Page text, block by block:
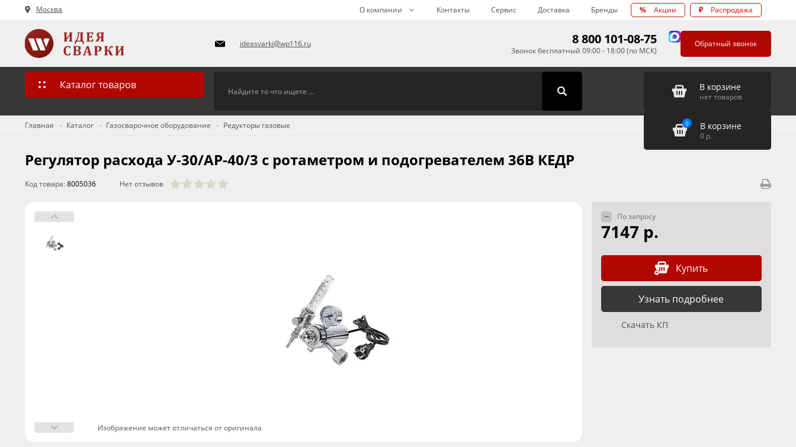
Москва О компании Контакты Сервис Доставка Бренды % Акции ₽ Распродажа
ideasvarki@wp116.ru 8 800 101-08-75
Звонок бесплатный 09:00 - 18:00 (по МСК)
Обратный звонок
Каталог товаров В корзине
нет товаров
0 В корзине
0 р.
Главная Каталог Газосварочное оборудование Редукторы газовые
Регулятор расхода У-30/АР-40/3 с ротаметром и подогревателем 36В КЕДР
Код товара:8005036 Нет отзывов
Изображение может отличаться от оригинала
По запросу
7147 р.
Купить
Узнать подробнее
Скачать КП